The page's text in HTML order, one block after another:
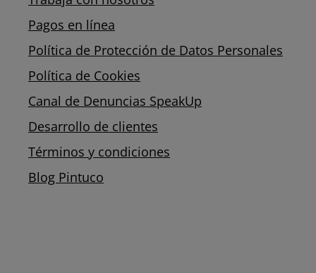
Pagos en línea
Política de Protección de Datos Personales
Política de Cookies
Canal de Denuncias SpeakUp
Desarrollo de clientes
Términos y condiciones
Blog Pintuco